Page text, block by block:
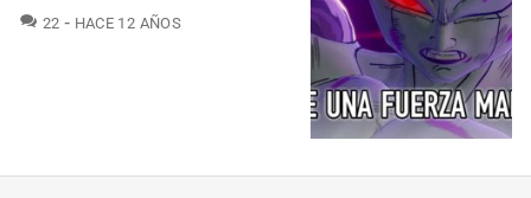
22 COMENTARIOS
HACE 12 AÑOS